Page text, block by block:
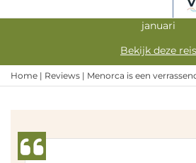
Gegarandeerd vertrek: Actief
januari
Bekijk deze reis
Home | Reviews | Menorca is een